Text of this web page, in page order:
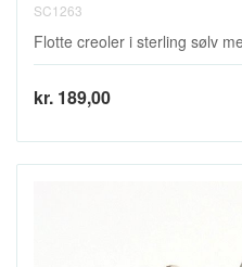
SC1263
Flotte creoler i sterling sølv
kr. 189,00